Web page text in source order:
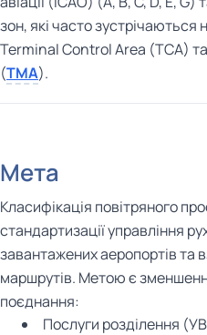
зон, які часто зустрічаються
Terminal Control Area (TCA)
(TMA).
Мета
Класифікація повітряного
стандартизації управління
завантажених аеропортів та
маршрутів. Метою є
поєднання:
Послуги розділення